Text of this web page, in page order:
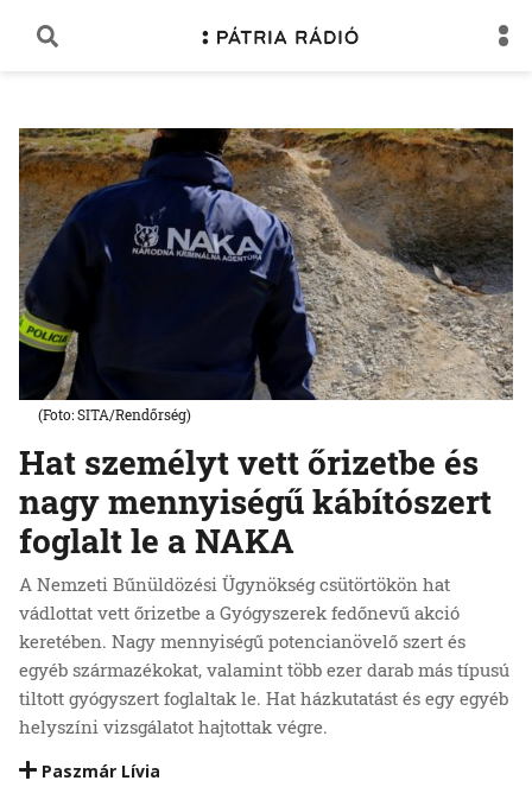
Hat személyt vett őrizetbe és
nagy mennyiségű kábítószert
foglalt le a NAKA
A Nemzeti Bűnüldözési Ügynökség csütörtökön hat
vádlottat vett őrizetbe a Gyógyszerek fedőnevű akció
keretében. Nagy mennyiségű potencianövelő szert és
egyéb származékokat, valamint több ezer darab más típusú
tiltott gyógyszert foglaltak le. Hat házkutatást és egy egyéb
helyszíni vizsgálatot hajtottak végre.
Paszmár Lívia
(Foto: SITA/Rendőrség)